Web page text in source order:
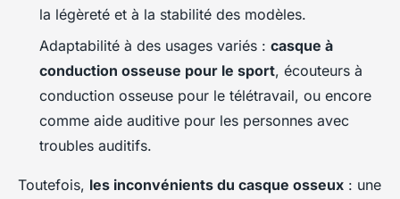
la légèreté et à la stabilité des modèles.
Adaptabilité à des usages variés : casque à
conduction osseuse pour le sport, écouteurs à
conduction osseuse pour le télétravail, ou encore
comme aide auditive pour les personnes avec
troubles auditifs.
Toutefois, les inconvénients du casque osseux : une